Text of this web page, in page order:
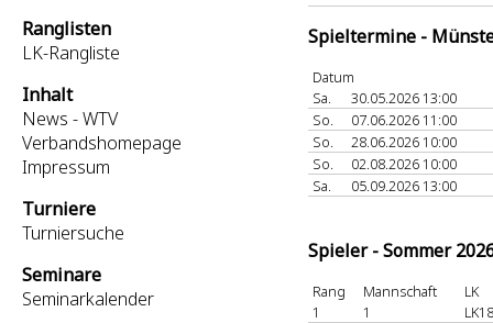
Ranglisten
LK-Rangliste
Inhalt
News - WTV
Verbandshomepage
Impressum
Turniere
Turniersuche
Seminare
Seminarkalender
Spieltermine -
Datum
Sa.
30.05.2026 13:00
So.
07.06.2026 11:00
So.
28.06.2026 10:00
So.
02.08.2026 10:00
Sa.
05.09.2026 13:00
Spieler - Sommer
Rang Mannschaft
LK
1
1